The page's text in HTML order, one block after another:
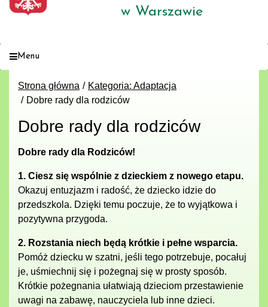
w Warszawie
Menu
Strona główna
Kategoria: Adaptacja
Dobre rady dla rodziców
Dobre rady dla rodziców
Dobre rady dla Rodziców!
1. Ciesz się wspólnie z dzieckiem z nowego etapu.
Okazuj entuzjazm i radość, że dziecko idzie do
przedszkola. Dzięki temu poczuje, że to wyjątkowa i
pozytywna przygoda.
2. Rozstania niech będą krótkie i pełne wsparcia.
Pomóż dziecku w szatni, jeśli tego potrzebuje, pocałuj
je, uśmiechnij się i pożegnaj się w prosty sposób.
Krótkie pożegnania ułatwiają dzieciom przestawienie
uwagi na zabawę, nauczyciela lub inne dzieci.